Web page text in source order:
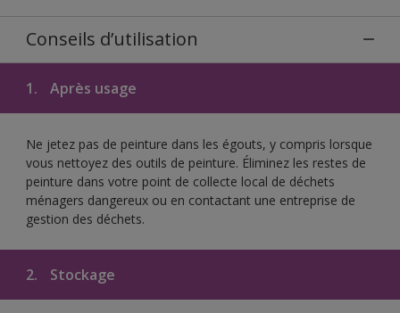
Conseils d’utilisation
1. Après usage
Ne jetez pas de peinture dans les égouts, y compris lorsque
vous nettoyez des outils de peinture. Éliminez les restes de
peinture dans votre point de collecte local de déchets
ménagers dangereux ou en contactant une entreprise de
gestion des déchets.
2. Stockage